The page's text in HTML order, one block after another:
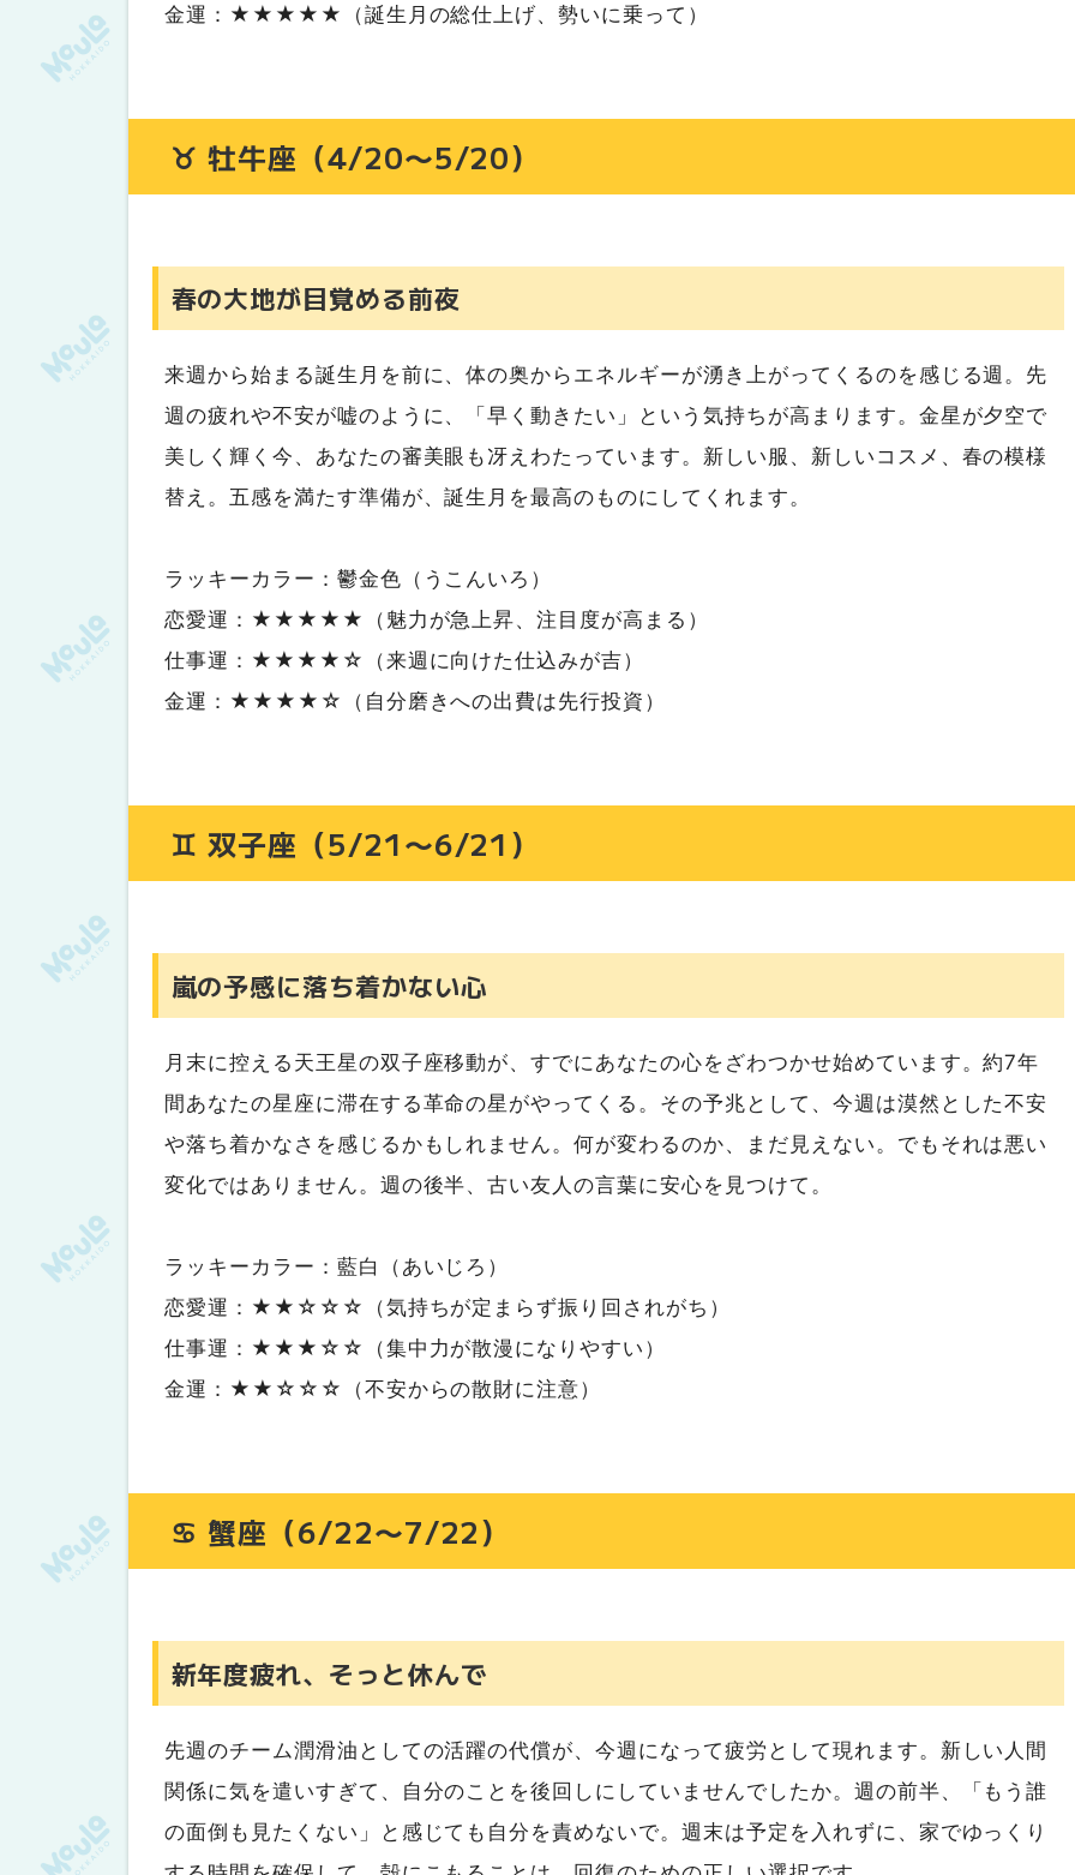
金運：★★★★★（誕生月の総仕上げ、勢いに乗って）
♉ 牡牛座（4/20〜5/20）
春の大地が目覚める前夜
来週から始まる誕生月を前に、体の奥からエネルギーが湧き上がってくるのを感じる週。先
週の疲れや不安が嘘のように、「早く動きたい」という気持ちが高まります。金星が夕空で
美しく輝く今、あなたの審美眼も冴えわたっています。新しい服、新しいコスメ、春の模様
替え。五感を満たす準備が、誕生月を最高のものにしてくれます。
ラッキーカラー：鬱金色（うこんいろ）
恋愛運：★★★★★（魅力が急上昇、注目度が高まる）
仕事運：★★★★☆（来週に向けた仕込みが吉）
金運：★★★★☆（自分磨きへの出費は先行投資）
♊ 双子座（5/21〜6/21）
嵐の予感に落ち着かない心
月末に控える天王星の双子座移動が、すでにあなたの心をざわつかせ始めています。約7年
間あなたの星座に滞在する革命の星がやってくる。その予兆として、今週は漠然とした不安
や落ち着かなさを感じるかもしれません。何が変わるのか、まだ見えない。でもそれは悪い
変化ではありません。週の後半、古い友人の言葉に安心を見つけて。
ラッキーカラー：藍白（あいじろ）
恋愛運：★★☆☆☆（気持ちが定まらず振り回されがち）
仕事運：★★★☆☆（集中力が散漫になりやすい）
金運：★★☆☆☆（不安からの散財に注意）
♋ 蟹座（6/22〜7/22）
新年度疲れ、そっと休んで
先週のチーム潤滑油としての活躍の代償が、今週になって疲労として現れます。新しい人間
関係に気を遣いすぎて、自分のことを後回しにしていませんでしたか。週の前半、「もう誰
の面倒も見たくない」と感じても自分を責めないで。週末は予定を入れずに、家でゆっくり